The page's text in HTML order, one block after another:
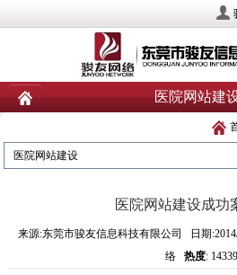
医院网站建
关于骏友
产品 业务服务
投资者关系
医院网站建设
医院网站建设成功
来源:东莞市骏友信息科技有限公司 日期
络 热度: 14339